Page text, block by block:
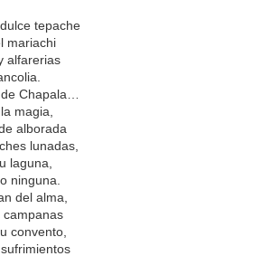
tepache
mariachi
alfarerias
Chapala…
magia,
alborada
lunadas,
laguna,
ninguna.
del alma,
campanas
convento,